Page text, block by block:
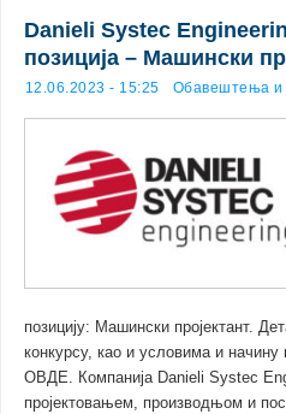
Danieli Systec
позиција – Машински
12.06.2023 - 15:25 Обавештења и
позицију: Mашински пројектант.
конкурсу, као и условима и начину
ОВДЕ. Компанија Danieli Systec
пројектовањем, производњом и